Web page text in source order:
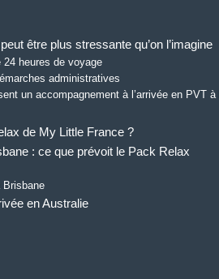
être plus stressante qu’on l’imagine
heures de voyage
administratives
un accompagnement à l’arrivée en PVT à
de My Little France ?
: ce que prévoit le Pack Relax
Brisbane
en Australie